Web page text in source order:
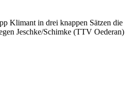
Klimant in drei knappen Sätzen die
Jeschke/Schimke (TTV Oederan)